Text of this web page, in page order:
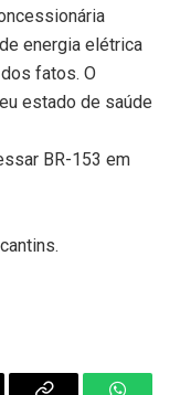
energia elétrica
fatos. O
estado de saúde
BR-153 em